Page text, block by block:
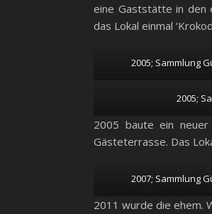
eine Gaststätte in den
das Lokal einmal
2005; Sammlung
2005;
2005 baute ein
Gästeterrasse. Das
2007; Sammlung
2011 wurde die ehem.